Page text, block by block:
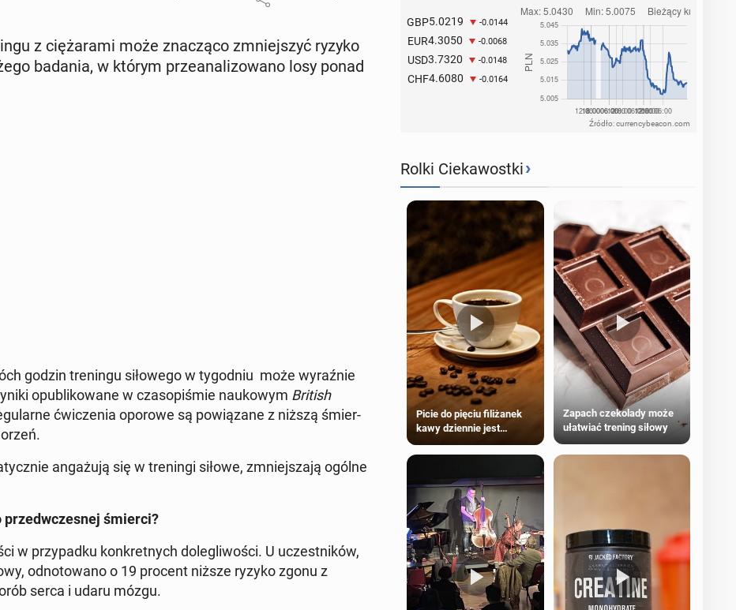
z cię­ża­ra­mi może zna­czą­co zmniej­szyć ryzyko
badania, w którym prze­ana­li­zo­wa­no losy ponad
godzin tre­nin­gu si­ło­we­go w ty­go­dniu może wy­raź­nie
opu­bli­ko­wa­ne w cza­so­pi­śmie na­uko­wym British
ćwi­cze­nia oporowe są po­wią­za­ne z niższą śmier­
an­ga­żu­ją się w tre­nin­gi siłowe, zmniej­sza­ją ogólne
przed­wcze­snej śmierci?
w przy­pad­ku kon­kret­nych do­le­gli­wo­ści. U uczest­ni­ków,
od­no­to­wa­no o 19 procent niższe ryzyko zgonu z
serca i udaru mózgu.
GBP5.0219 -0.0144
EUR4.3050 -0.0068
USD3.7320 -0.0148
CHF4.6080 -0.0164
Źródło: currencybeacon.com
Rolki Ciekawostki›
Picie do pięciu filiżanek
kawy dziennie jest
większości dorosłych
Zapach czekolady może
ułatwiać trening siłowy